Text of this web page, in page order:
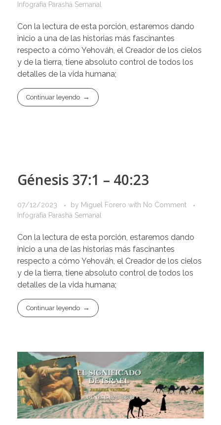
Infografía Parashá Semanal
Con la lectura de esta porción, estaremos dando
inicio a una de las historias más fascinantes
respecto a cómo Yehováh, el Creador de los cielos
y de la tierra, tiene absoluto control de todos los
detalles de la vida humana;
Continuar leyendo
Génesis 37:1 – 40:23
07/12/2023 by Miguel Forero with No Comment
Infografía Parashá Semanal
Con la lectura de esta porción, estaremos dando
inicio a una de las historias más fascinantes
respecto a cómo Yehováh, el Creador de los cielos
y de la tierra, tiene absoluto control de todos los
detalles de la vida humana;
Continuar leyendo